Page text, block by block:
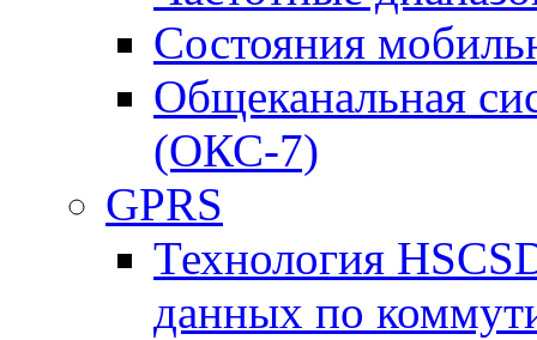
Состояния
Общеканальная
(ОКС-7)
GPRS
Технология
данных по